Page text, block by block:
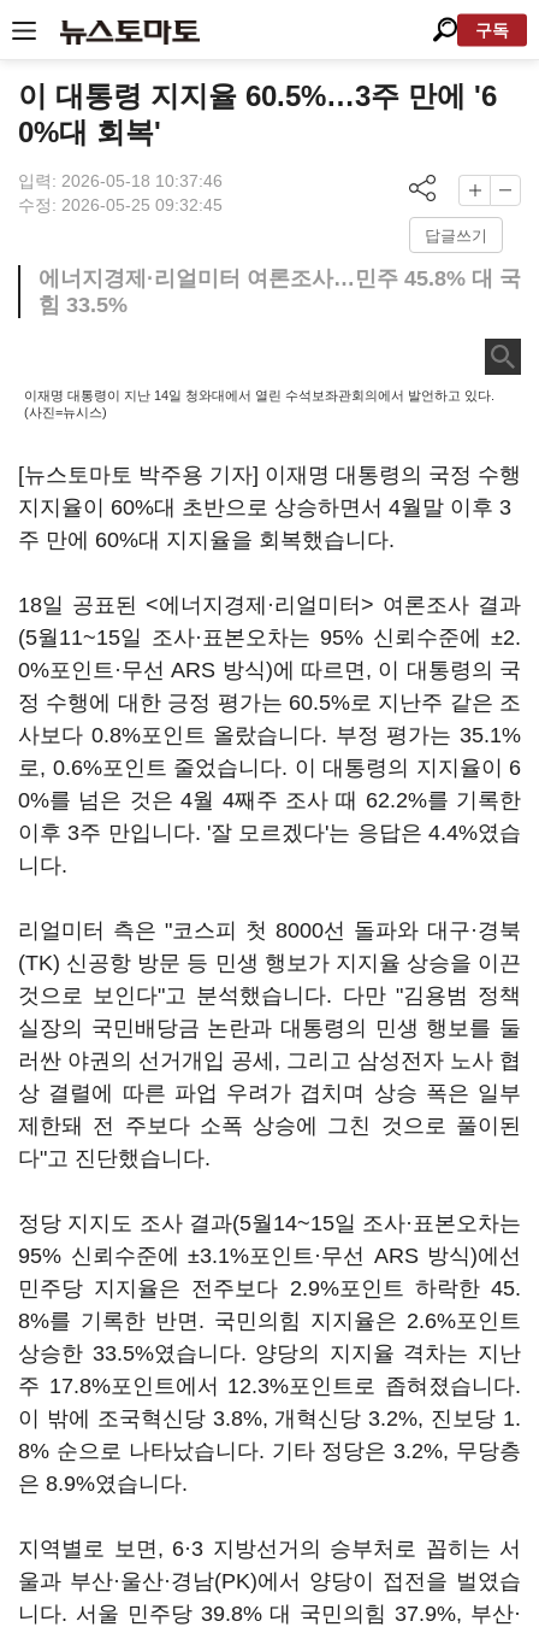
구독
이 대통령 지지율 60.5%…3주 만에 '6
0%대 회복'
입력: 2026-05-18 10:37:46
수정: 2026-05-25 09:32:45
답글쓰기
에너지경제·리얼미터 여론조사…민주 45.8% 대 국
힘 33.5%
이재명 대통령이 지난 14일 청와대에서 열린 수석보좌관회의에서 발언하고 있다.
(사진=뉴시스)
[뉴스토마토 박주용 기자] 이재명 대통령의 국정 수행
지지율이 60%대 초반으로 상승하면서 4월말 이후 3
주 만에 60%대 지지율을 회복했습니다.
18일 공표된 <에너지경제·리얼미터> 여론조사 결과
(5월11~15일 조사·표본오차는 95% 신뢰수준에 ±2.
0%포인트·무선 ARS 방식)에 따르면, 이 대통령의 국
정 수행에 대한 긍정 평가는 60.5%로 지난주 같은 조
사보다 0.8%포인트 올랐습니다. 부정 평가는 35.1%
로, 0.6%포인트 줄었습니다. 이 대통령의 지지율이 6
0%를 넘은 것은 4월 4째주 조사 때 62.2%를 기록한
이후 3주 만입니다. '잘 모르겠다'는 응답은 4.4%였습
니다.
리얼미터 측은 "코스피 첫 8000선 돌파와 대구·경북
(TK) 신공항 방문 등 민생 행보가 지지율 상승을 이끈
것으로 보인다"고 분석했습니다. 다만 "김용범 정책
실장의 국민배당금 논란과 대통령의 민생 행보를 둘
러싼 야권의 선거개입 공세, 그리고 삼성전자 노사 협
상 결렬에 따른 파업 우려가 겹치며 상승 폭은 일부
제한돼 전 주보다 소폭 상승에 그친 것으로 풀이된
다"고 진단했습니다.
정당 지지도 조사 결과(5월14~15일 조사·표본오차는
95% 신뢰수준에 ±3.1%포인트·무선 ARS 방식)에선
민주당 지지율은 전주보다 2.9%포인트 하락한 45.
8%를 기록한 반면. 국민의힘 지지율은 2.6%포인트
상승한 33.5%였습니다. 양당의 지지율 격차는 지난
주 17.8%포인트에서 12.3%포인트로 좁혀졌습니다.
이 밖에 조국혁신당 3.8%, 개혁신당 3.2%, 진보당 1.
8% 순으로 나타났습니다. 기타 정당은 3.2%, 무당층
은 8.9%였습니다.
지역별로 보면, 6·3 지방선거의 승부처로 꼽히는 서
울과 부산·울산·경남(PK)에서 양당이 접전을 벌였습
니다. 서울 민주당 39.8% 대 국민의힘 37.9%, 부산·